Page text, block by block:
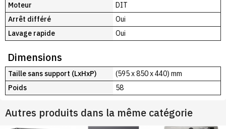
Moteur
DIT
Arrêt différé
Oui
Lavage rapide
Oui
Dimensions
Taille sans support (LxHxP)
(595 x 850 x 440) mm
Poids
58
Autres produits dans la même catégorie